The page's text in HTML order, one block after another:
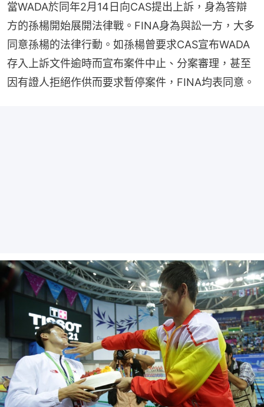
當WADA於同年2月14日向CAS提出上訴，身為答辯
方的孫楊開始展開法律戰。FINA身為與訟一方，大多
同意孫楊的法律行動。如孫楊曾要求CAS宣布WADA
存入上訴文件逾時而宣布案件中止、分案審理，甚至
因有證人拒絕作供而要求暫停案件，FINA均表同意。